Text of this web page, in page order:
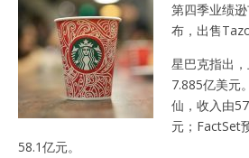
第四季业绩
布，出售
星巴克指出
7.885亿美元
仙，收入由
元；FactSet
58.1亿元。